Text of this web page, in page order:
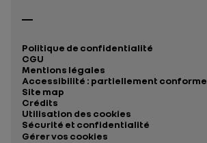
Politique de confidentialité
CGU
Mentions légales
Accessibilité : partiellement conforme
Site map
Crédits
Utilisation des cookies
Sécurité et confidentialité
Gérer vos cookies